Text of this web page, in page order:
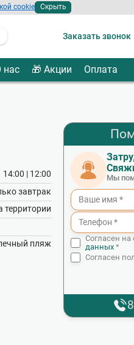
cookie Скрыть
Заказать звонок
нас 🎁 Акции Оплата
14:00 | 12:00
завтрак
территории
пляж
Мы
Согласен на
данных*
Согласен